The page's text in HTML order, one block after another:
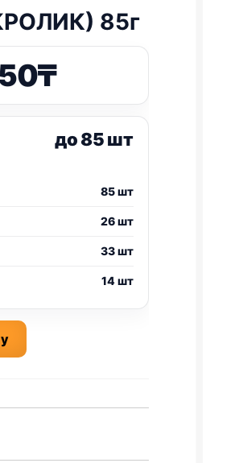
85г
₸
до 85 шт
85 шт
26 шт
33 шт
14 шт